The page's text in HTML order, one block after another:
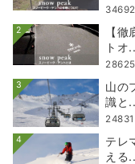
2
【
トオ
3
山の
識と
4
テレ
える